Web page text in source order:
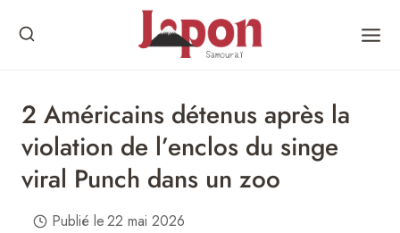
2 Américains détenus après la
violation de l’enclos du singe
viral Punch dans un zoo
Publié le22 mai 2026